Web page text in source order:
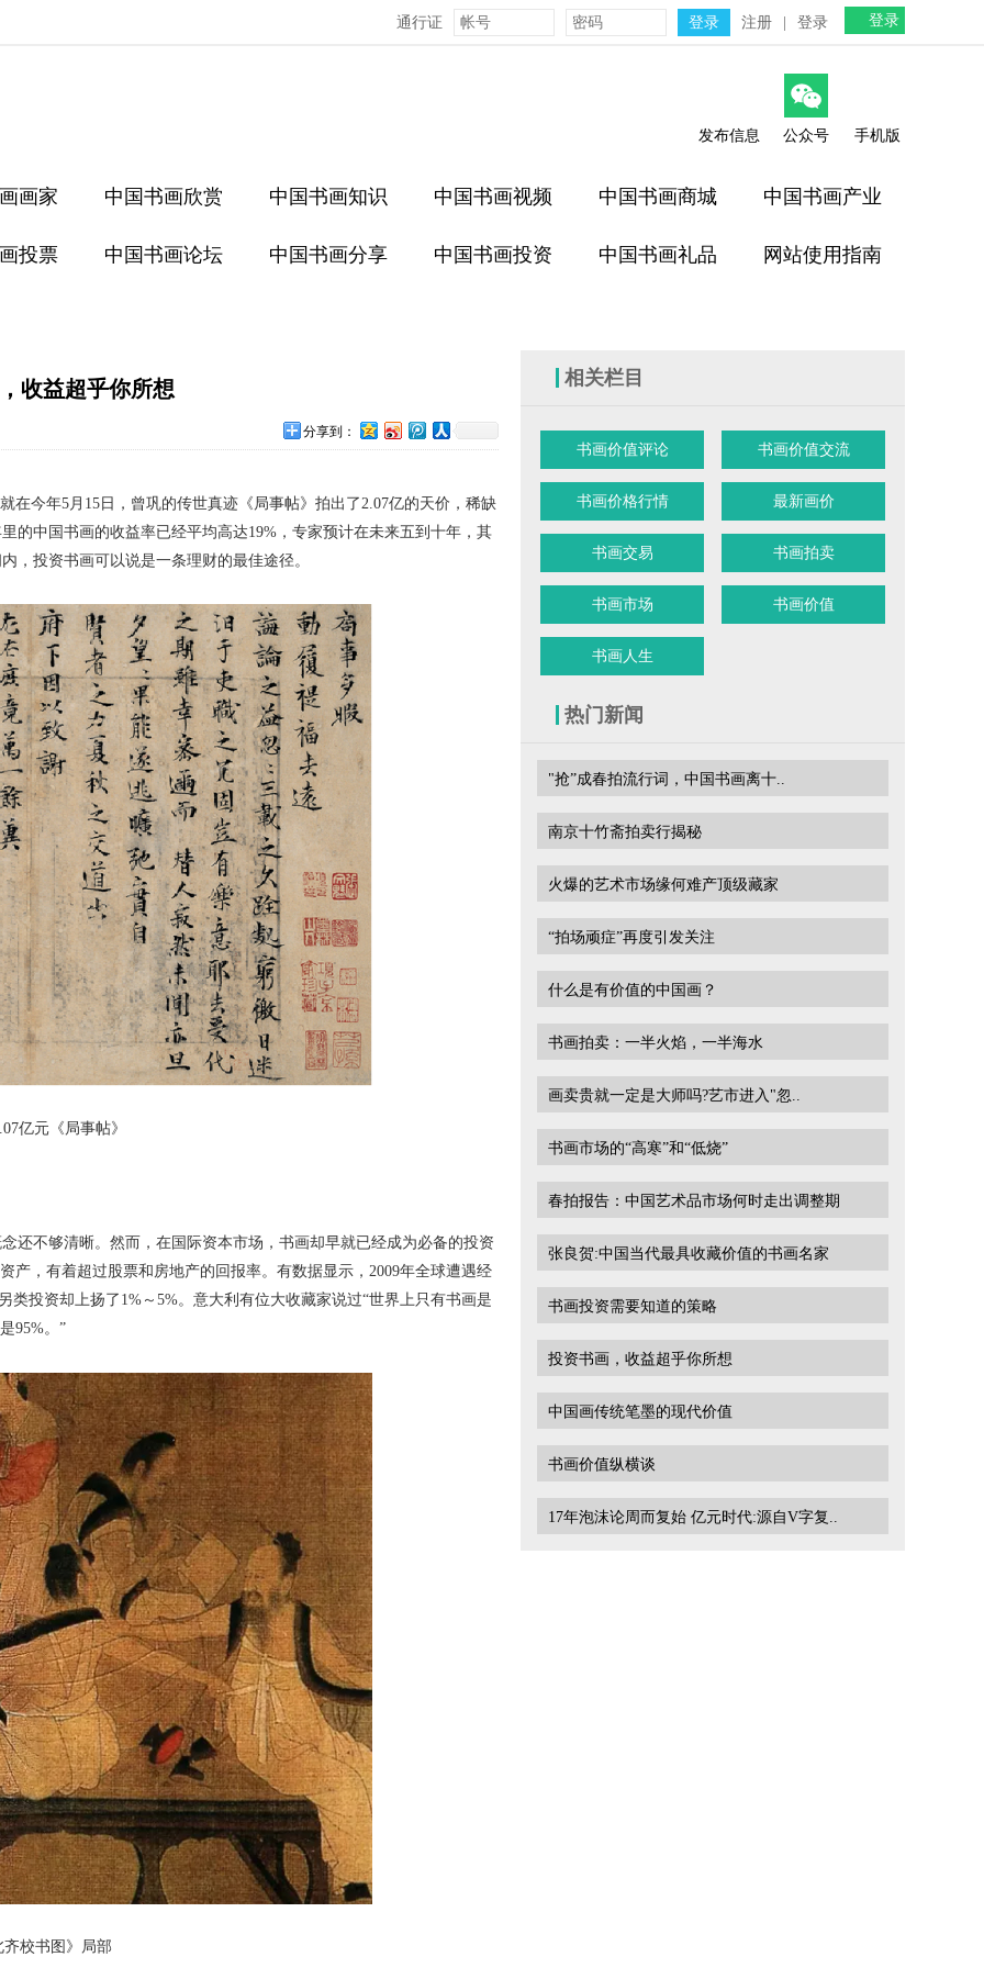
通行证 注册 登录 登录
发布信息 公众号 手机版
画家 中国书画欣赏 中国书画知识 中国书画视频 中国书画商城 中国书画产业
投票 中国书画论坛 中国书画分享 中国书画投资 中国书画礼品 网站使用指南
收益超乎你所想
分享到：
在今年5月15日，曾巩的传世真迹《局事帖》拍出了2.07亿的天价，稀缺
的中国书画的收益率已经平均高达19%，专家预计在未来五到十年，其
，投资书画可以说是一条理财的最佳途径。
亿元《局事帖》
还不够清晰。然而，在国际资本市场，书画却早就已经成为必备的投资
产，有着超过股票和房地产的回报率。有数据显示，2009年全球遭遇经
投资却上扬了1%～5%。意大利有位大收藏家说过“世界上只有书画是
95%。”
齐校书图》局部
相关栏目
书画价值评论 书画价值交流
书画价格行情 最新画价
书画交易 书画拍卖
书画市场 书画价值
书画人生
热门新闻
"抢”成春拍流行词，中国书画离十..
南京十竹斋拍卖行揭秘
火爆的艺术市场缘何难产顶级藏家
“拍场顽症”再度引发关注
什么是有价值的中国画？
书画拍卖：一半火焰，一半海水
画卖贵就一定是大师吗?艺市进入"忽..
书画市场的“高寒”和“低烧”
春拍报告：中国艺术品市场何时走出调整期
张良贺:中国当代最具收藏价值的书画名家
书画投资需要知道的策略
投资书画，收益超乎你所想
中国画传统笔墨的现代价值
书画价值纵横谈
17年泡沫论周而复始 亿元时代:源自V字复..